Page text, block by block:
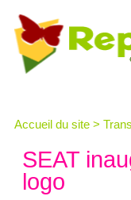
Accueil du site >
SEAT
logo